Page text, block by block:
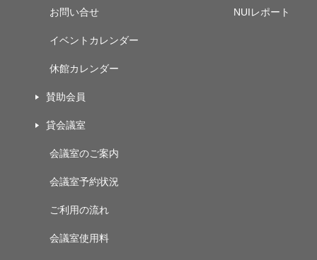
お問い合せ
イベントカレンダー
休館カレンダー
賛助会員
貸会議室
会議室のご案内
会議室予約状況
ご利用の流れ
会議室使用料
NUIレポート